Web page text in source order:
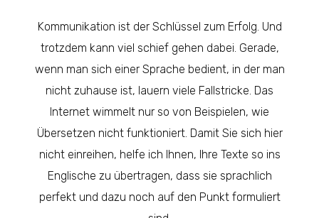
Kommunikation ist der Schlüssel zum Erfolg. Und
trotzdem kann viel schief gehen dabei. Gerade,
wenn man sich einer Sprache bedient, in der man
nicht zuhause ist, lauern viele Fallstricke. Das
Internet wimmelt nur so von Beispielen, wie
Übersetzen nicht funktioniert. Damit Sie sich hier
nicht einreihen, helfe ich Ihnen, Ihre Texte so ins
Englische zu übertragen, dass sie sprachlich
perfekt und dazu noch auf den Punkt formuliert